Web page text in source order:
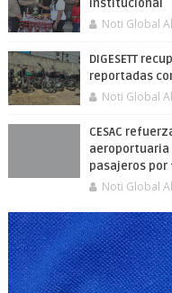
institucional
Noti Global
DIGESETT
reportadas
Noti Global
CESAC
pasajeros
Noti Global